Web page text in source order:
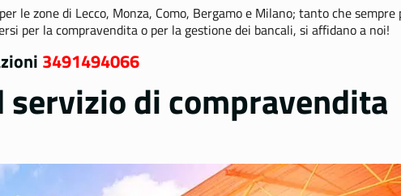
le zone di Lecco, Monza, Como, Bergamo e Milano; tanto che sempre
per la compravendita o per la gestione dei bancali, si affidano a noi!
3491494066
servizio di compravendita